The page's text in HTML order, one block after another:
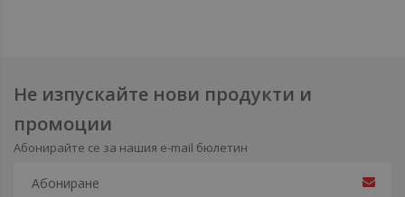
Не изпускайте нови продукти и
промоции
Абонирайте се за нашия e-mail бюлетин